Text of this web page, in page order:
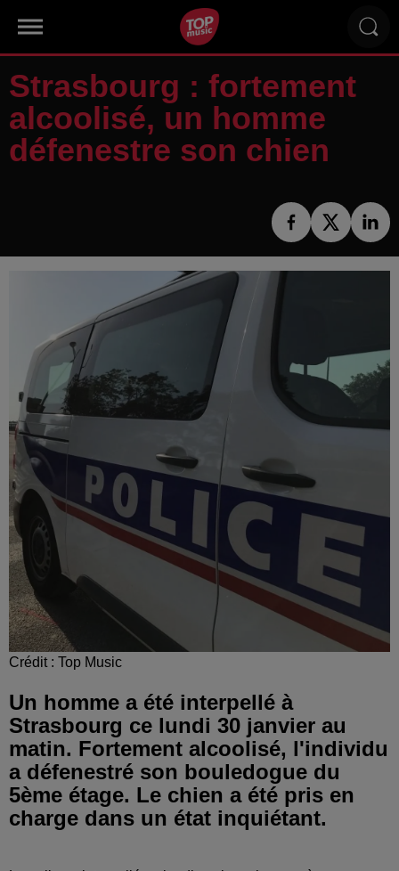
Strasbourg : fortement
alcoolisé, un homme
défenestre son chien
Crédit : Top Music
Un homme a été interpellé à
Strasbourg ce lundi 30 janvier au
matin. Fortement alcoolisé, l'individu
a défenestré son bouledogue du
5ème étage. Le chien a été pris en
charge dans un état inquiétant.